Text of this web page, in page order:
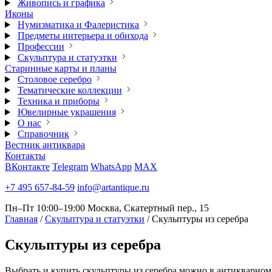
Живопись и графика
Иконы
Нумизматика и Фалеристика
Предметы интерьера и обихода
Профессии
Скульптура и статуэтки
Старинные карты и планы
Столовое серебро
Тематические коллекции
Техника и приборы
Ювелирные украшения
О нас
Справочник
Вестник антиквара
Контакты
ВКонтакте Telegram WhatsApp MAX
+7 495 657-84-59 info@artantique.ru
Пн–Пт 10:00–19:00 Москва, Скатертный пер., 15
Главная / Скульптура и статуэтки / Скульптуры из серебра
Скульптуры из серебра